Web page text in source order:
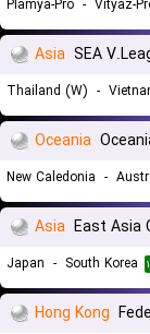
Plamya-Pro - Vityaz-
Asia SEA
Thailand (W) -
Oceania
New Caledonia -
Asia East Asia
Japan - South Korea
Hong Kong